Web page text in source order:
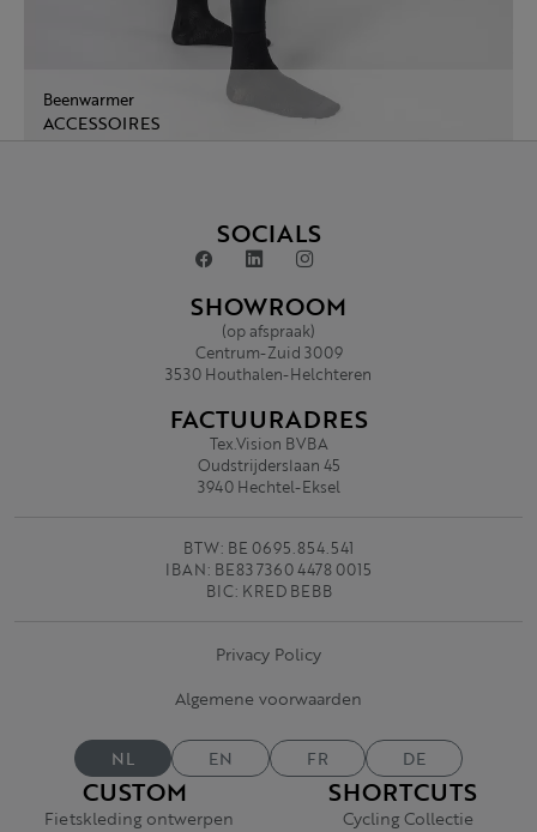
Beenwarmer
ACCESSOIRES
CUSTOM
Fietskleding ontwerpen
SHORTCUTS
Cycling Collectie
SOCIALS
SHOWROOM
(op afspraak)
Centrum-Zuid 3009
3530 Houthalen-Helchteren
FACTUURADRES
Tex.Vision BVBA
Oudstrijderslaan 45
3940 Hechtel-Eksel
BTW: BE 0695.854.541
IBAN: BE83 7360 4478 0015
BIC: KRED BEBB
Privacy Policy
Algemene voorwaarden
NL EN FR DE